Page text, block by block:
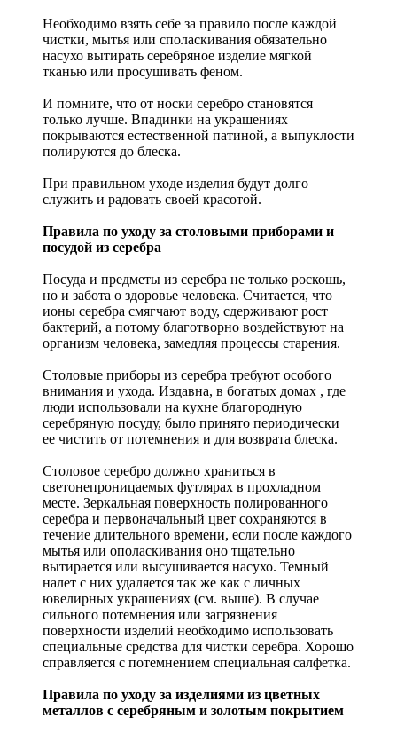
Необходимо взять себе за правило после каждой
чистки, мытья или споласкивания обязательно
насухо вытирать серебряное изделие мягкой
тканью или просушивать феном.
И помните, что от носки серебро становятся
только лучше. Впадинки на украшениях
покрываются естественной патиной, а выпуклости
полируются до блеска.
При правильном уходе изделия будут долго
служить и радовать своей красотой.
Правила по уходу за столовыми приборами и
посудой из серебра
Посуда и предметы из серебра не только роскошь,
но и забота о здоровье человека. Считается, что
ионы серебра смягчают воду, сдерживают рост
бактерий, а потому благотворно воздействуют на
организм человека, замедляя процессы старения.
Столовые приборы из серебра требуют особого
внимания и ухода. Издавна, в богатых домах , где
люди использовали на кухне благородную
серебряную посуду, было принято периодически
ее чистить от потемнения и для возврата блеска.
Столовое серебро должно храниться в
светонепроницаемых футлярах в прохладном
месте. Зеркальная поверхность полированного
серебра и первоначальный цвет сохраняются в
течение длительного времени, если после каждого
мытья или ополаскивания оно тщательно
вытирается или высушивается насухо. Темный
налет с них удаляется так же как с личных
ювелирных украшениях (см. выше). В случае
сильного потемнения или загрязнения
поверхности изделий необходимо использовать
специальные средства для чистки серебра. Хорошо
справляется с потемнением специальная салфетка.
Правила по уходу за изделиями из цветных
металлов с серебряным и золотым покрытием